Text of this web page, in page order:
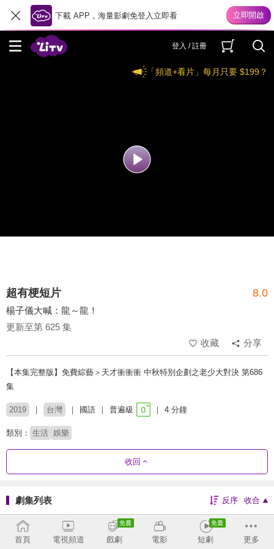
下載 APP，海量影劇免登入立即看
登入 / 註冊
「頻道+看片」每月只要 $199？
超有梗短片 8.0
楊子儀大喊：龍～龍！
更新至第 625 集
收藏
分享
【本集完整版】免費綜藝＞天才衝衝衝 中秋特別企劃之老少大對決 第686
集
2019 台灣 國語 普遍級 4 分鐘
類別： 生活 娛樂
收回
劇集列表 反序 收合
604 - 625 565 - 603 519 - 564 469 - 517
410 - 468 367 - 409 319 - 366 273 - 318
首頁 電視頻道 戲劇 電影 短劇 更多